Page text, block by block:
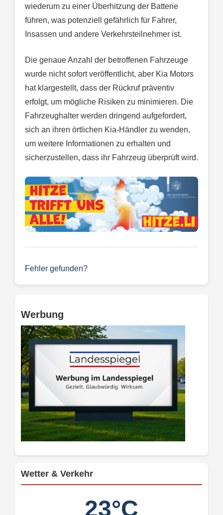
wiederum zu einer Überhitzung der Batterie
führen, was potenziell gefährlich für Fahrer,
Insassen und andere Verkehrsteilnehmer ist.
Die genaue Anzahl der betroffenen Fahrzeuge
wurde nicht sofort veröffentlicht, aber Kia Motors
hat klargestellt, dass der Rückruf präventiv
erfolgt, um mögliche Risiken zu minimieren. Die
Fahrzeughalter werden dringend aufgefordert,
sich an ihren örtlichen Kia-Händler zu wenden,
um weitere Informationen zu erhalten und
sicherzustellen, dass ihr Fahrzeug überprüft wird.
Fehler gefunden?
Werbung
Wetter & Verkehr
23°C